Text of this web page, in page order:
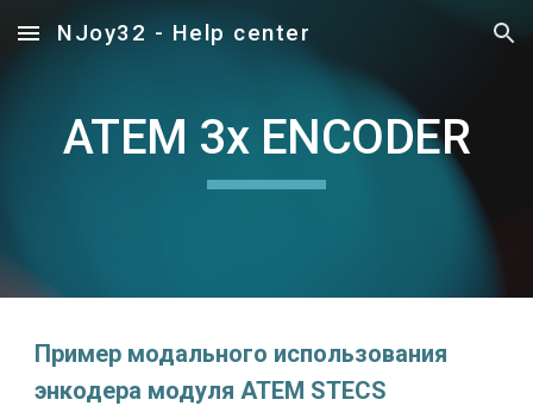
Skip to main content Skip to navigation
NJoy32 - Help center
ATEM 3x ENCODER
Пример модального использования
энкодера модуля ATEM STECS